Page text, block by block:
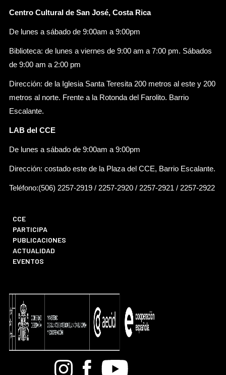
Centro Cultural de San José, Costa Rica
De lunes a sábado de 9:00am a 9:00pm
Biblioteca: de lunes a viernes de 9:00 am a 7:00 pm. Sábados
de 9:00 am a 2:00 pm
Dirección: de la Iglesia Santa Teresita 200 metros al este y 200
metros al norte. Frente a la Rotonda del Farolito. Barrio
Escalante.
LAB del CCE
De lunes a sábado de 9:00am a 9:00pm
Dirección: costado este de la Plaza del CCE, Barrio Escalante.
Teléfono:(506) 2257-2919 / 2257-2920 / 2257-2921 / 2257-2922
CCE
PARTICIPA
PUBLICACIONES
ACTUALIDAD
EVENTOS
BandcampInstagramFacebook
Youtube